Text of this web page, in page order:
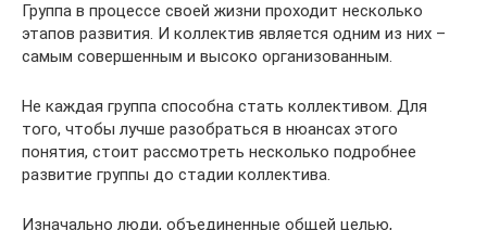
Группа в процессе своей жизни проходит несколько
этапов развития. И коллектив является одним из них –
самым совершенным и высоко организованным.
Не каждая группа способна стать коллективом. Для
того, чтобы лучше разобраться в нюансах этого
понятия, стоит рассмотреть несколько подробнее
развитие группы до стадии коллектива.
Изначально люди, объединенные общей целью,